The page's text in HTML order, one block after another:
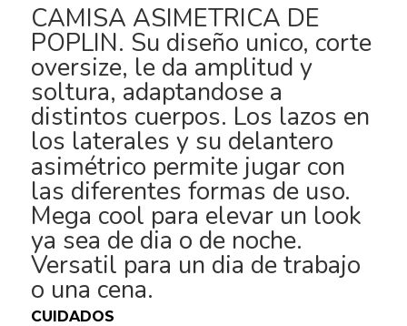
CAMISA ASIMETRICA DE
POPLIN. Su diseño unico, corte
oversize, le da amplitud y
soltura, adaptandose a
distintos cuerpos. Los lazos en
los laterales y su delantero
asimétrico permite jugar con
las diferentes formas de uso.
Mega cool para elevar un look
ya sea de dia o de noche.
Versatil para un dia de trabajo
o una cena.
CUIDADOS